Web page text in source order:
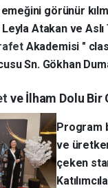
görünür
Atakan ve
Akademisi "
Sn. Gökhan
ve İlham Dolu Bir
Program
ve
çeken